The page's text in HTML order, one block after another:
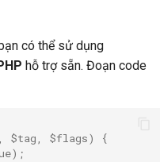
có thể sử dụng
hỗ trợ sẵn. Đoạn code
, $tag, $flags)
{
);